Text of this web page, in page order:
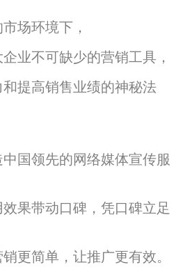
场环境下，
业不可缺少的营销工具，
提高销售业绩的神秘法
国领先的网络媒体宣传服
果带动口碑，凭口碑立足
更简单，让推广更有效。